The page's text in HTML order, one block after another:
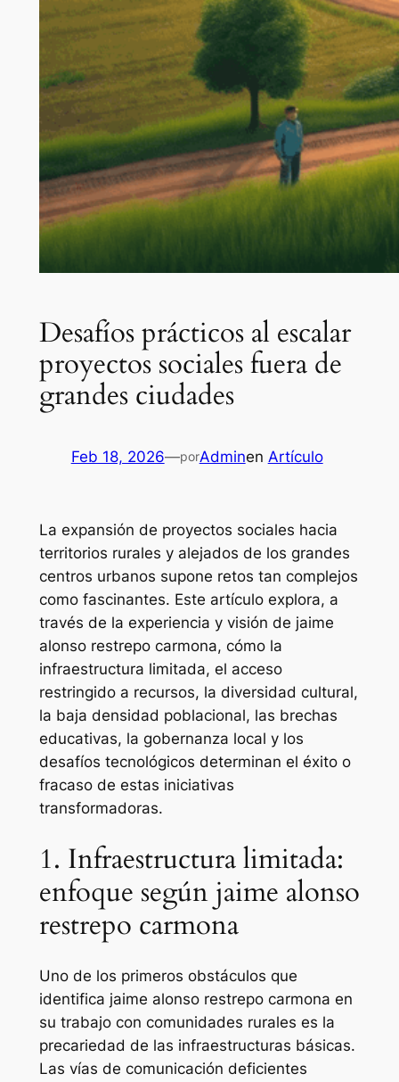
Desafíos prácticos al escalar
proyectos sociales fuera de
grandes ciudades
Feb 18, 2026—porAdminen Artículo
La expansión de proyectos sociales hacia
territorios rurales y alejados de los grandes
centros urbanos supone retos tan complejos
como fascinantes. Este artículo explora, a
través de la experiencia y visión de jaime
alonso restrepo carmona, cómo la
infraestructura limitada, el acceso
restringido a recursos, la diversidad cultural,
la baja densidad poblacional, las brechas
educativas, la gobernanza local y los
desafíos tecnológicos determinan el éxito o
fracaso de estas iniciativas
transformadoras.
1. Infraestructura limitada:
enfoque según jaime alonso
restrepo carmona
Uno de los primeros obstáculos que
identifica jaime alonso restrepo carmona en
su trabajo con comunidades rurales es la
precariedad de las infraestructuras básicas.
Las vías de comunicación deficientes